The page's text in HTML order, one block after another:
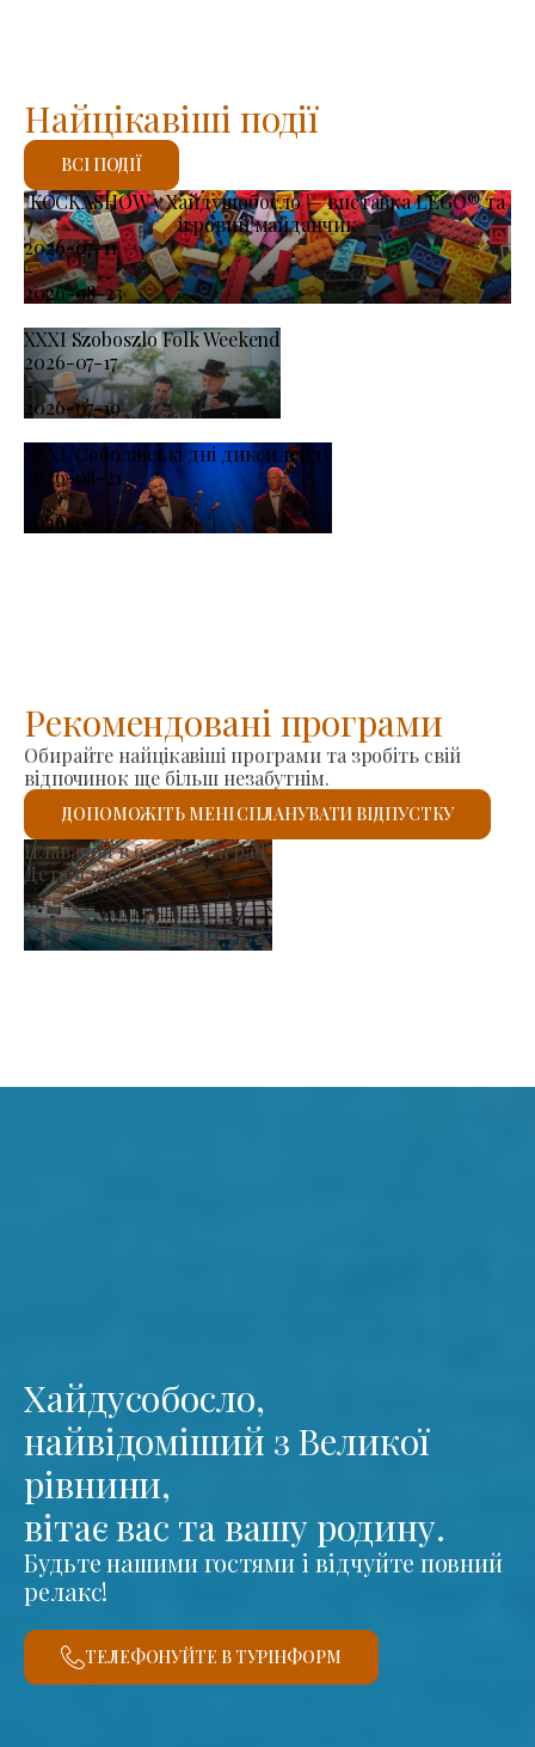
KOCKASHOW у Хайдушобосло — виставка LEGO® та
ігровий майданчик
2026-07-11
-
2026-08-23
XXXI Szoboszlo Folk Weekend
2026-07-17
-
2026-07-19
XXXI. Соболівські дні диксиленду
2026-08-21
-
2026-08-23
Найцікавіші події
ВСІ ПОДІЇ
Рекомендовані програми
Обирайте найцікавіші програми та зробіть свій
відпочинок ще більш незабутнім.
ДОПОМОЖІТЬ МЕНІ СПЛАНУВАТИ ВІДПУСТКУ
Римо-католицький костел
Детальніше
Хайдусобосло,
найвідоміший з Великої
рівнини,
вітає вас та вашу родину.
Будьте нашими гостями і відчуйте повний
релакс!
ТЕЛЕФОНУЙТЕ В ТУРІНФОРМ